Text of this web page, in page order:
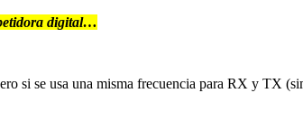
digital…
si se usa una misma frecuencia para RX y TX